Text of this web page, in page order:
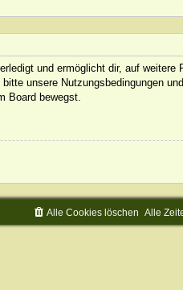
und ermöglicht dir, auf weitere
unsere Nutzungsbedingungen
Board bewegst.
Alle
Alle Cookies löschen